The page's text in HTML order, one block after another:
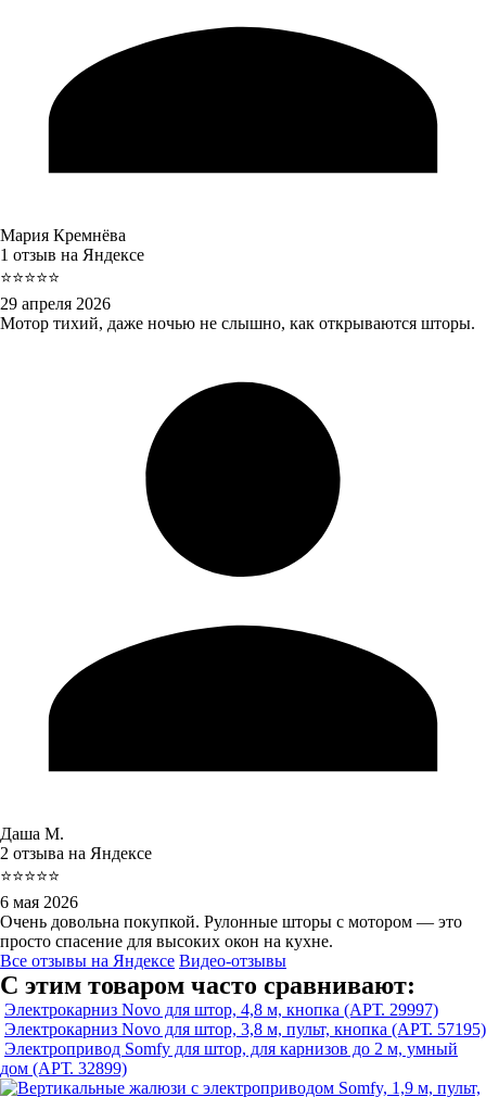
Мария Кремнёва
1 отзыв на Яндексе
⭐⭐⭐⭐⭐
29 апреля 2026
Мотор тихий, даже ночью не слышно, как открываются шторы.
Даша М.
2 отзыва на Яндексе
⭐⭐⭐⭐⭐
6 мая 2026
Очень довольна покупкой. Рулонные шторы с мотором — это
просто спасение для высоких окон на кухне.
Все отзывы на Яндексе Видео-отзывы
С этим товаром часто сравнивают:
Электрокарниз Novo для штор, 4,8 м, кнопка (АРТ. 29997)
Электрокарниз Novo для штор, 3,8 м, пульт, кнопка (АРТ. 57195)
Электропривод Somfy для штор, для карнизов до 2 м, умный
дом (АРТ. 32899)